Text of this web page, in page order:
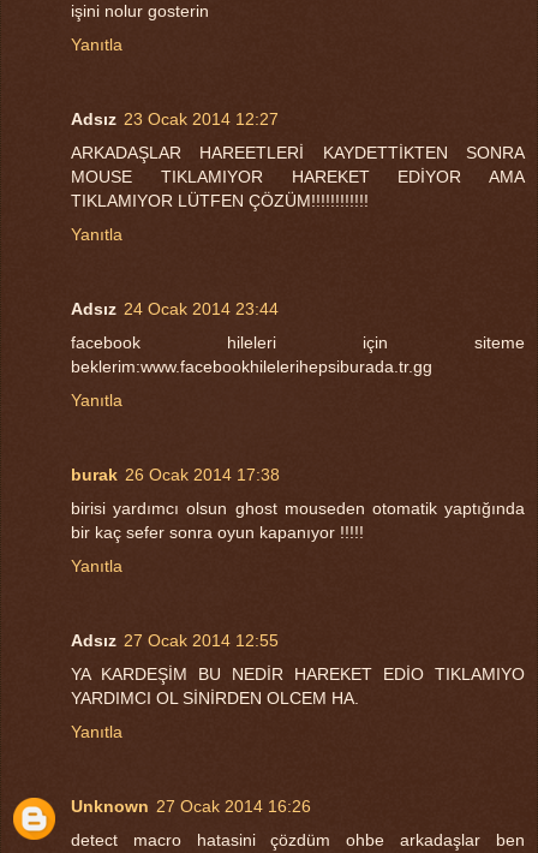
işini nolur gosterin
Yanıtla
Adsız 23 Ocak 2014 12:27
ARKADAŞLAR HAREETLERİ KAYDETTİKTEN SONRA
MOUSE TIKLAMIYOR HAREKET EDİYOR AMA
TIKLAMIYOR LÜTFEN ÇÖZÜM!!!!!!!!!!!!
Yanıtla
Adsız 24 Ocak 2014 23:44
facebook hileleri için siteme
beklerim:www.facebookhilelerihepsiburada.tr.gg
Yanıtla
burak 26 Ocak 2014 17:38
birisi yardımcı olsun ghost mouseden otomatik yaptığında
bir kaç sefer sonra oyun kapanıyor !!!!!
Yanıtla
Adsız 27 Ocak 2014 12:55
YA KARDEŞİM BU NEDİR HAREKET EDİO TIKLAMIYO
YARDIMCI OL SİNİRDEN OLCEM HA.
Yanıtla
Unknown 27 Ocak 2014 16:26
detect macro hatasini çözdüm ohbe arkadaşlar ben